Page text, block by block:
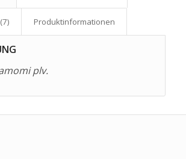
Produkt­informationen
plv.